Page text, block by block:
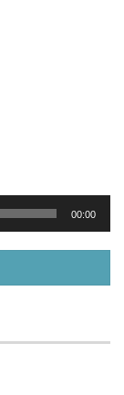
00:00